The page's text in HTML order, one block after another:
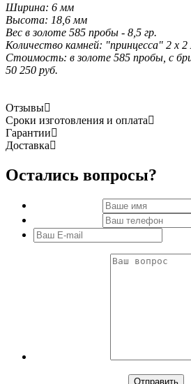
Ширина: 6 мм
Высота: 18,6 мм
Вес в золоте 585 пробы - 8,5 гр.
Количество камней: "принцесса" 2 х
Стоимость: в золоте 585 пробы, с
50 250 руб.
Отзывы
Сроки изготовления и оплата
Гарантии
Доставка
Остались вопросы?